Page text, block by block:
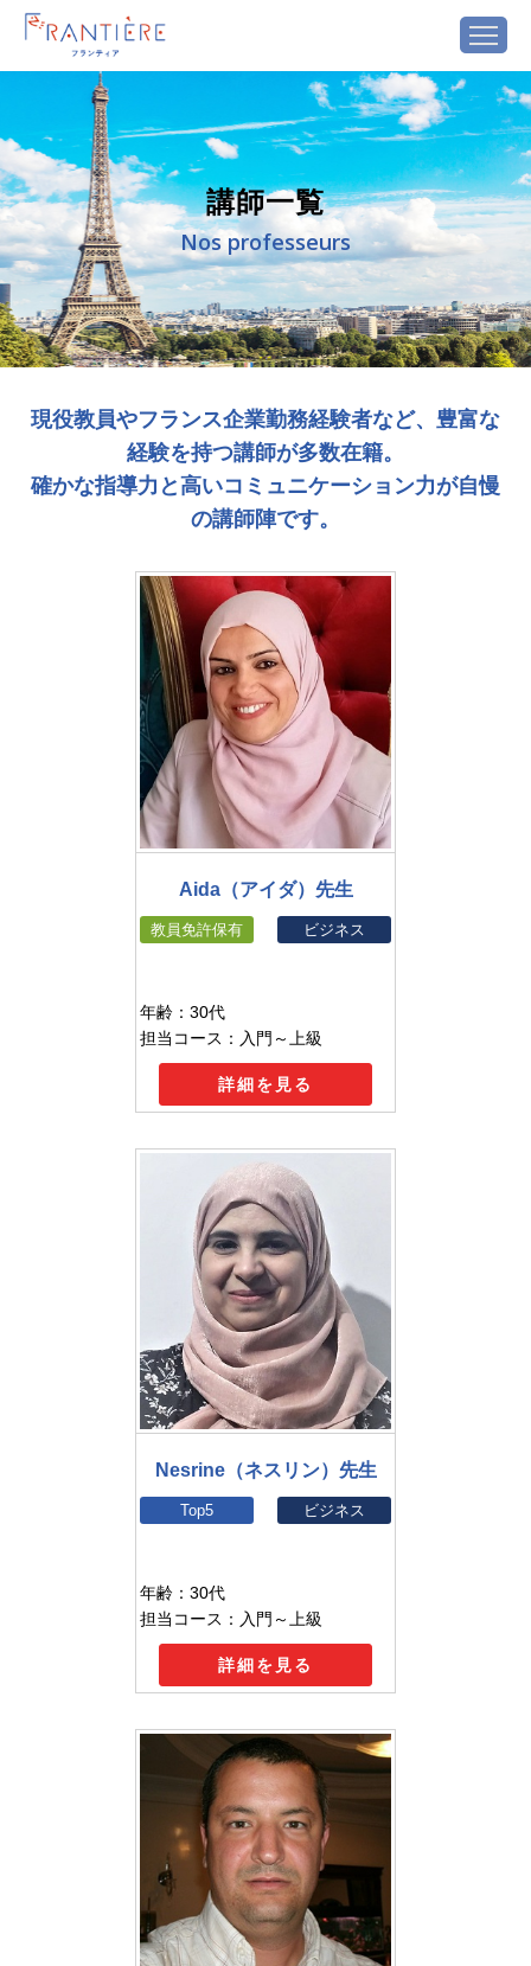
講師一覧
Nos professeurs
現役教員やフランス企業勤務経験者など、豊富な
経験を持つ講師が多数在籍。
確かな指導力と高いコミュニケーション力が自慢
の講師陣です。
Aida（アイダ）先生
教員免許保有 ビジネス
年齢：30代
担当コース：入門～上級
詳細を見る
Nesrine（ネスリン）先生
Top5 ビジネス
年齢：30代
担当コース：入門～上級
詳細を見る